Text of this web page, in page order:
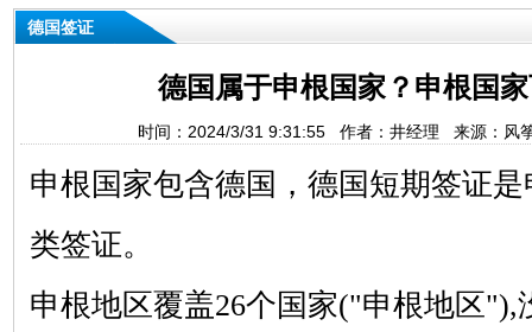
德国签证
德国属于申根国家？申根国
时间：2024/3/31 9:31:55 作者：井经理 来源：风
申根国家包含德国，德国短期签证
类签证。
申根地区覆盖26个国家("申根地区"),